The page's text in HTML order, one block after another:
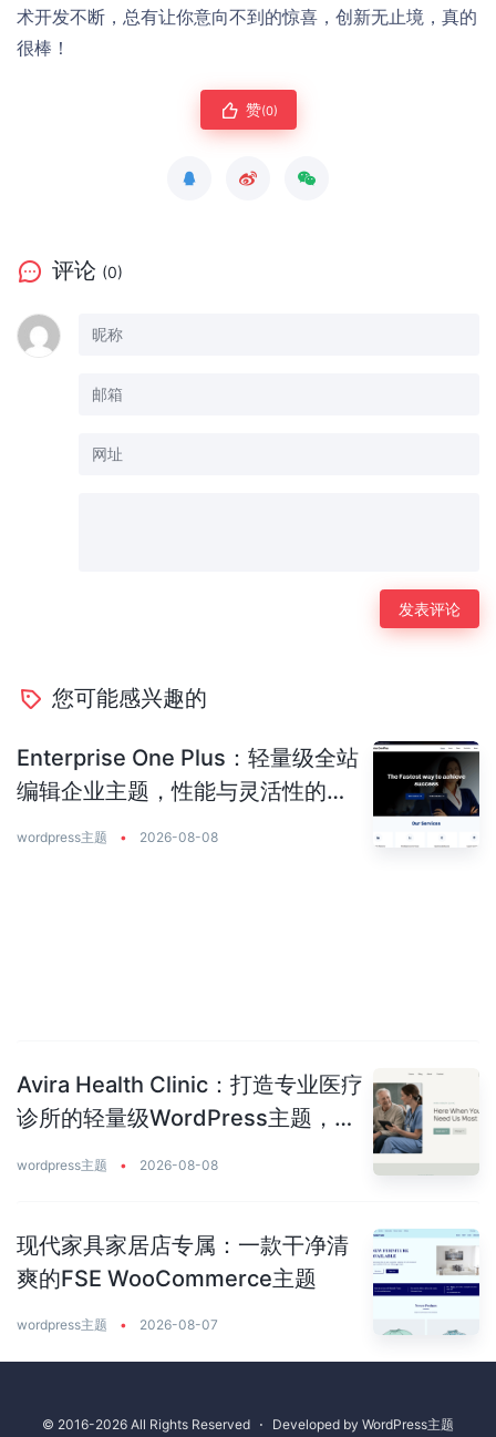
术开发不断，总有让你意向不到的惊喜，创新无止境，真的
很棒！
赞(0)
评论 (0)
您可能感兴趣的
Enterprise One Plus：轻量级全站
编辑企业主题，性能与灵活性的完
wordpress主题 • 2026-08-08
Avira Health Clinic：打造专业医疗
诊所的轻量级WordPress主题，让
wordpress主题 • 2026-08-08
现代家具家居店专属：一款干净清
爽的FSE WooCommerce主题
wordpress主题 • 2026-08-07
© 2016-2026 All Rights Reserved ⋅ Developed by WordPress主题